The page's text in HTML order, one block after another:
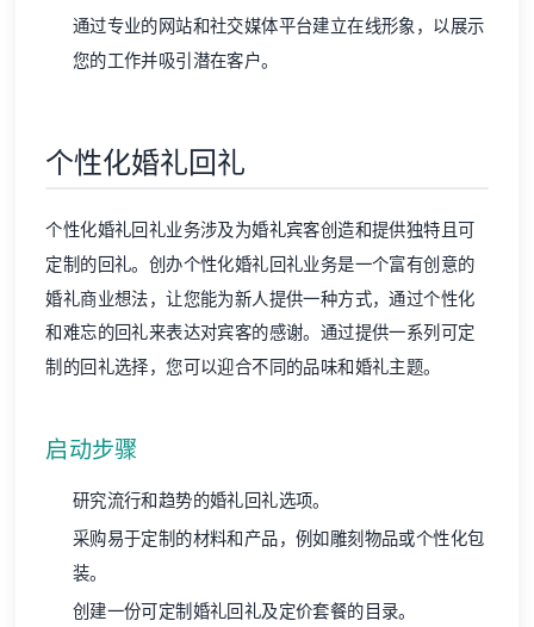
通过专业的网站和社交媒体平台建立在线形象，以展示
您的工作并吸引潜在客户。
个性化婚礼回礼
个性化婚礼回礼业务涉及为婚礼宾客创造和提供独特且可
定制的回礼。创办个性化婚礼回礼业务是一个富有创意的
婚礼商业想法，让您能为新人提供一种方式，通过个性化
和难忘的回礼来表达对宾客的感谢。通过提供一系列可定
制的回礼选择，您可以迎合不同的品味和婚礼主题。
启动步骤
研究流行和趋势的婚礼回礼选项。
采购易于定制的材料和产品，例如雕刻物品或个性化包
装。
创建一份可定制婚礼回礼及定价套餐的目录。